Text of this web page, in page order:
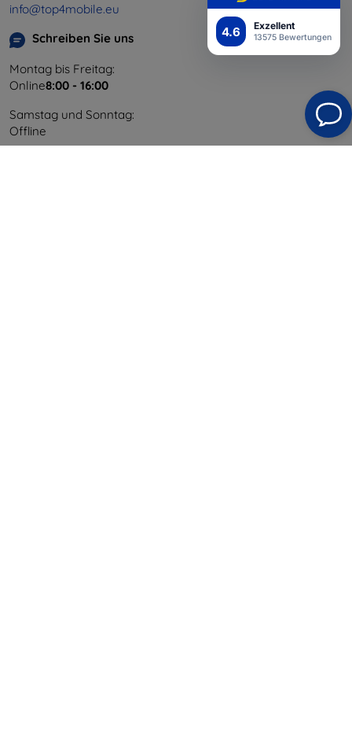
4.6 Exzellent
13575 Bewertungen
info@top4mobile.eu
Schreiben Sie uns
Montag bis Freitag:
Online8:00 - 16:00
Samstag und Sonntag:
Offline